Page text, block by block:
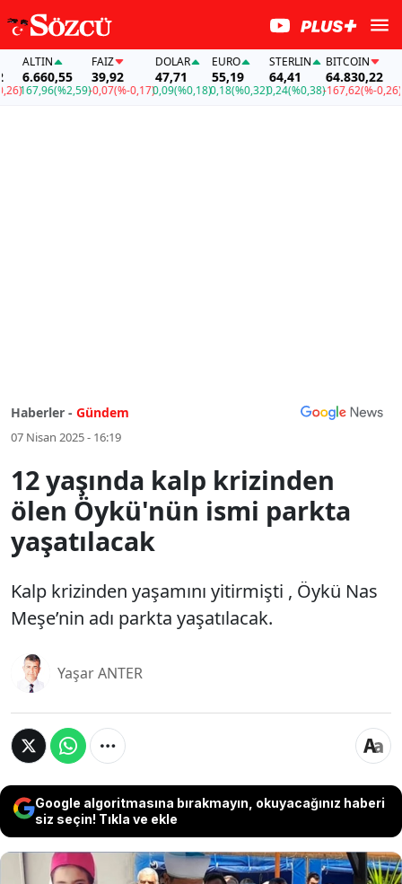
ALTIN
6.660,55
167,96(%2,59)
FAİZ
39,92
-0,07(%-0,17)
DOLAR
47,71
0,09(%0,18)
EURO
55,19
0,18(%0,32)
STERLIN
64,41
0,24(%0,38)
BITCOIN
64.830,22
-167,62(%-0,26)
Haberler - Gündem
07 Nisan 2025 - 16:19
12 yaşında kalp krizinden
ölen Öykü'nün ismi parkta
yaşatılacak
Kalp krizinden yaşamını yitirmişti , Öykü Nas
Meşe’nin adı parkta yaşatılacak.
Yaşar ANTER
Google algoritmasına bırakmayın, okuyacağınız haberi
siz seçin! Tıkla ve ekle